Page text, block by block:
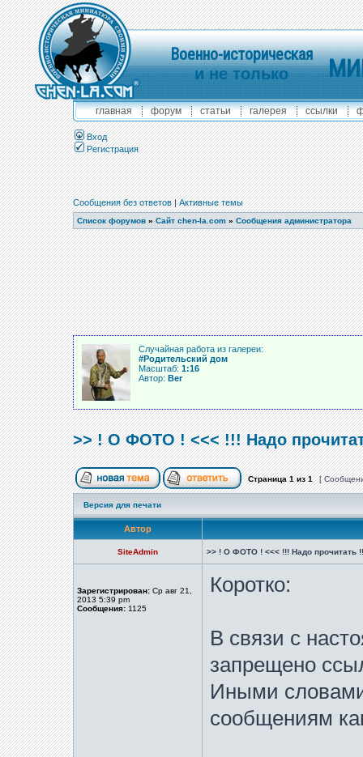
Военно-историческая
и не только
главная форум статьи галерея ссылки
Вход
Регистрация
Сообщения без ответов|Активные темы
Список форумов » Сайт chen-la.com » Сообщения администратора
Случайная работа из галереи:
#Родительский дом
Масштаб: 1:16
Автор: Ber
>> ! О ФОТО ! <<< !!! Надо
Страница1из1 [
Версия для печати
Автор
SiteAdmin >> ! О ФОТО ! <<< !!! Надо прочитать
Зарегистрирован: Ср авг 21,
2013 5:39 pm
Сообщения: 1125
Коротко:
В связи с
запрещено
Иными
сообщениям